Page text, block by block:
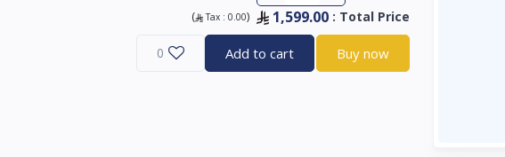
Total Price
:
1,599.00
(
Tax : 0.00
)
Buy now
Add to cart
0